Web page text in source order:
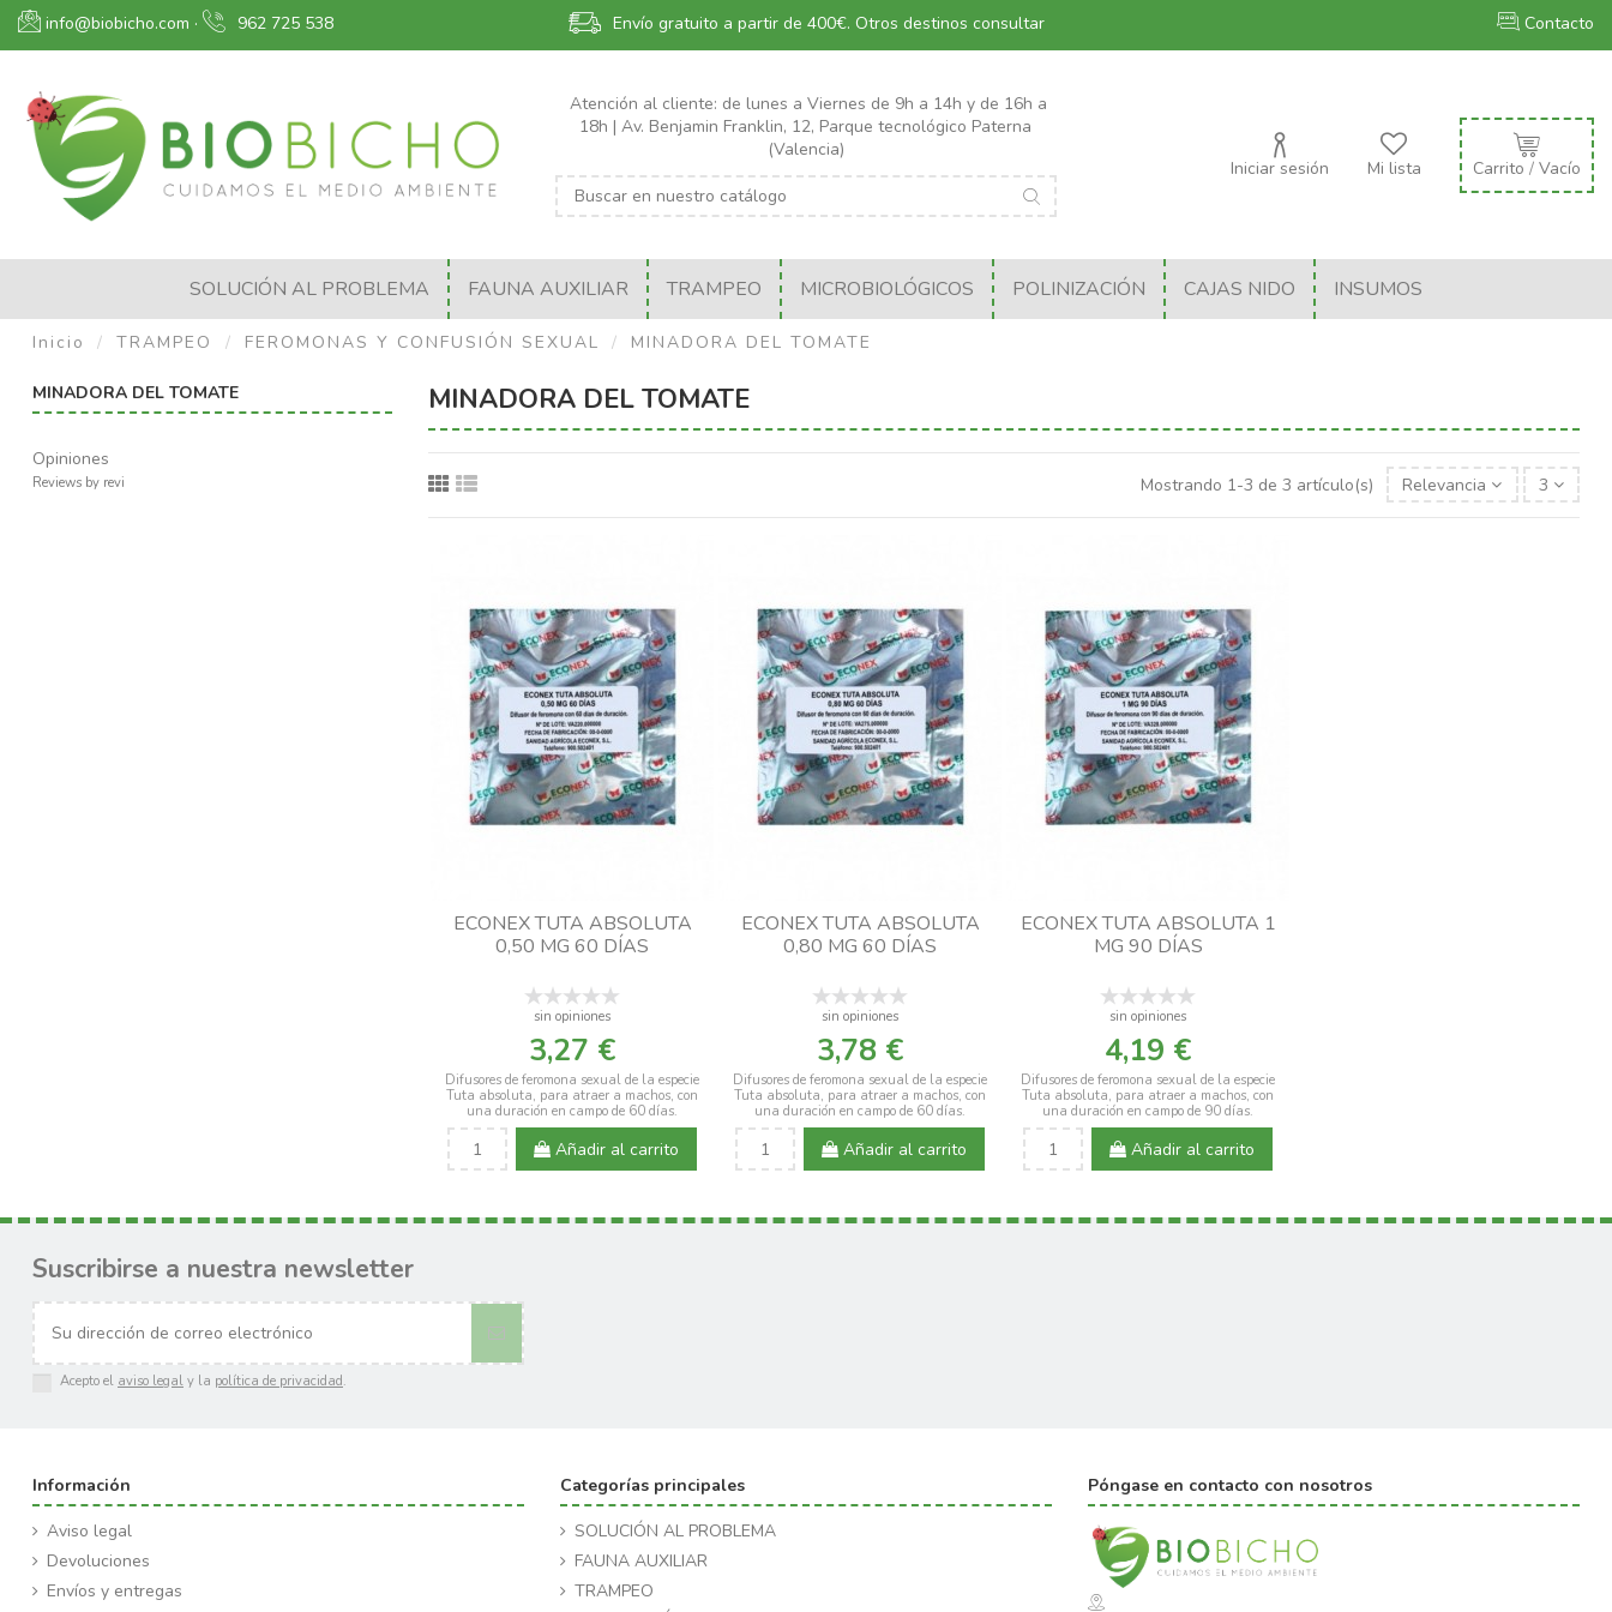
info@biobicho.com · 962 725 538 Envío gratuito a partir de 400€. Otros destinos consultar Contacto
Atención al cliente: de lunes a Viernes de 9h a 14h y de 16h a
18h | Av. Benjamin Franklin, 12, Parque tecnológico Paterna
(Valencia)
Iniciar sesión Mi lista Carrito / Vacío
SOLUCIÓN AL PROBLEMA FAUNA AUXILIAR TRAMPEO MICROBIOLÓGICOS POLINIZACIÓN CAJAS NIDO INSUMOS
Inicio TRAMPEO FEROMONAS Y CONFUSIÓN SEXUAL MINADORA DEL TOMATE
MINADORA DEL TOMATE
Mostrando 1-3 de 3 artículo(s) Relevancia 3
ECONEX TUTA ABSOLUTA
0,50 MG 60 DÍAS
sin opiniones
3,27 €
Difusores de feromona sexual de la especie
Tuta absoluta, para atraer a machos, con
una duración en campo de 60 días.
Añadir al carrito
ECONEX TUTA ABSOLUTA
0,80 MG 60 DÍAS
sin opiniones
3,78 €
Difusores de feromona sexual de la especie
Tuta absoluta, para atraer a machos, con
una duración en campo de 60 días.
Añadir al carrito
ECONEX TUTA ABSOLUTA 1
MG 90 DÍAS
sin opiniones
4,19 €
Difusores de feromona sexual de la especie
Tuta absoluta, para atraer a machos, con
una duración en campo de 90 días.
Añadir al carrito
MINADORA DEL TOMATE
Opiniones
Reviews by revi
Suscribirse a nuestra newsletter
Acepto el aviso legal y la política de privacidad.
Información
Aviso legal
Devoluciones
Envíos y entregas
Categorías principales
SOLUCIÓN AL PROBLEMA
FAUNA AUXILIAR
TRAMPEO
Póngase en contacto con nosotros